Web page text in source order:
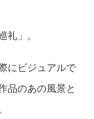
礼」。
にビジュアルで
品のあの風景と